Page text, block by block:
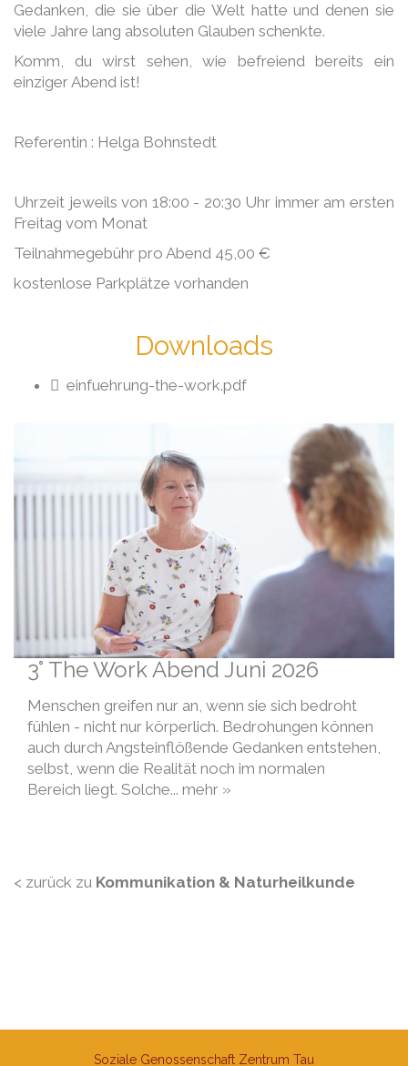
Gedanken, die sie über die Welt hatte und denen sie
viele Jahre lang absoluten Glauben schenkte.
Komm, du wirst sehen, wie befreiend bereits ein
einziger Abend ist!
Referentin : Helga Bohnstedt
Uhrzeit jeweils von 18:00 - 20:30 Uhr immer am ersten
Freitag vom Monat
Teilnahmegebühr pro Abend 45,00 €
kostenlose Parkplätze vorhanden
Downloads
einfuehrung-the-work.pdf
3° The Work Abend Juni 2026
Menschen greifen nur an, wenn sie sich bedroht
fühlen - nicht nur körperlich. Bedrohungen können
auch durch Angsteinflößende Gedanken entstehen,
selbst, wenn die Realität noch im normalen
Bereich liegt. Solche... mehr »
< zurück zu Kommunikation & Naturheilkunde
Soziale Genossenschaft Zentrum Tau